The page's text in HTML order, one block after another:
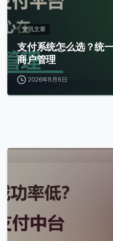
资讯文章
支付系统怎么选？统
商户管理
2026年8月6日